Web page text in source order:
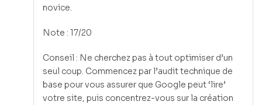
novice.
Note : 17/20
Conseil : Ne cherchez pas à tout optimiser d’un
seul coup. Commencez par l’audit technique de
base pour vous assurer que Google peut ‘lire’
votre site, puis concentrez-vous sur la création